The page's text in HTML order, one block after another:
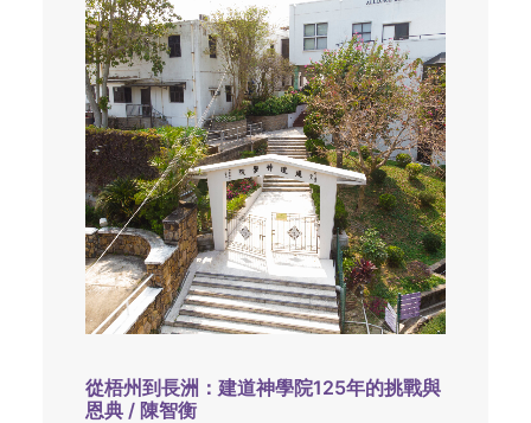
從梧州到長洲：建道神學院125年的挑戰與
恩典 / 陳智衡